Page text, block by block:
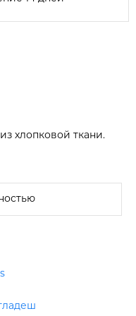
хлопковой ткани.
бренда в
футболка.